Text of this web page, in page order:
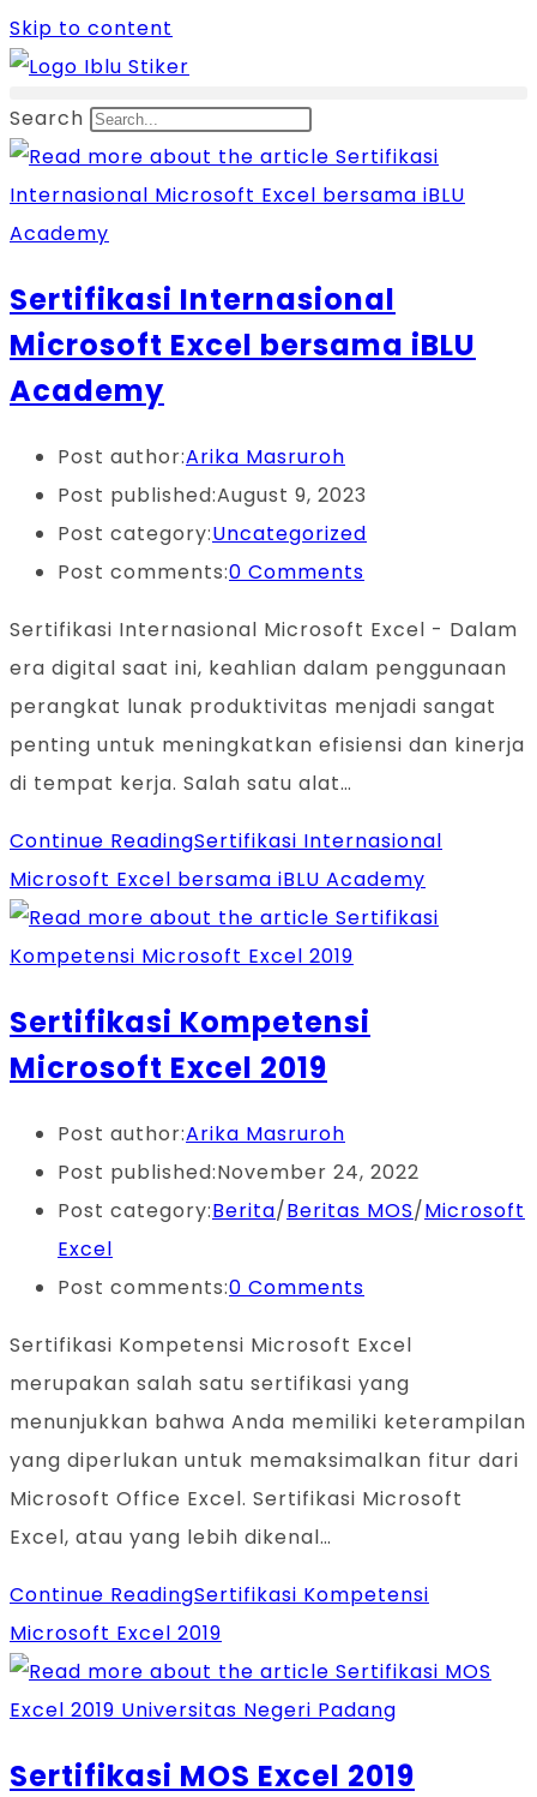
Skip to content
Search
Sertifikasi Internasional
Microsoft Excel bersama iBLU
Academy
Post author:Arika Masruroh
Post published:August 9, 2023
Post category:Uncategorized
Post comments:0 Comments
Sertifikasi Internasional Microsoft Excel - Dalam
era digital saat ini, keahlian dalam penggunaan
perangkat lunak produktivitas menjadi sangat
penting untuk meningkatkan efisiensi dan kinerja
di tempat kerja. Salah satu alat…
Continue ReadingSertifikasi Internasional
Microsoft Excel bersama iBLU Academy
Sertifikasi Kompetensi
Microsoft Excel 2019
Post author:Arika Masruroh
Post published:November 24, 2022
Post category:Berita/Beritas MOS/Microsoft
Excel
Post comments:0 Comments
Sertifikasi Kompetensi Microsoft Excel
merupakan salah satu sertifikasi yang
menunjukkan bahwa Anda memiliki keterampilan
yang diperlukan untuk memaksimalkan fitur dari
Microsoft Office Excel. Sertifikasi Microsoft
Excel, atau yang lebih dikenal…
Continue ReadingSertifikasi Kompetensi
Microsoft Excel 2019
Sertifikasi MOS Excel 2019